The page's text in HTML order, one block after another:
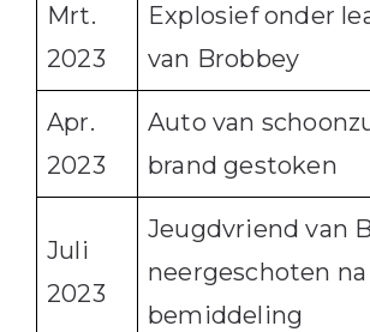
Mrt.
2023
Explosief onder
van Brobbey
Apr.
2023
Auto van
brand gestoken
Juli
2023
Jeugdvriend van
neergeschoten na
bemiddeling